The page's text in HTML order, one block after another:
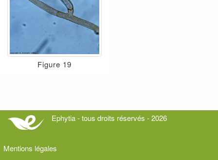
Figure 19
Ephytia - tous droits réservés - 2026
Mentions légales